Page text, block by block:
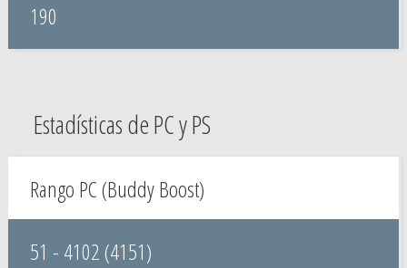
190
Estadísticas de PC y PS
Rango PC (Buddy Boost)
51 - 4102 (4151)